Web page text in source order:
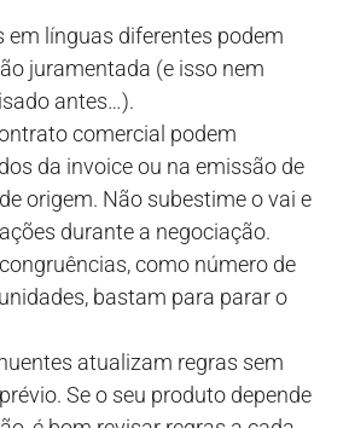
em línguas diferentes podem
juramentada (e isso nem
antes…).
comercial podem
da invoice ou na emissão de
origem. Não subestime o vai e
durante a negociação.
como número de
bastam para parar o
atualizam regras sem
Se o seu produto depende